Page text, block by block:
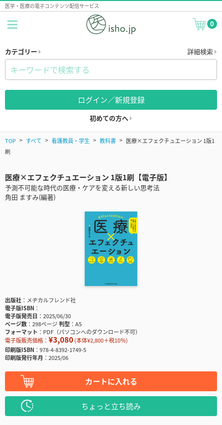
医学・医療の電子コンテンツ配信サービス
0
カテゴリー 詳細検索
ログイン／新規登録
初めての方へ
TOP すべて 看護教員・学生 教科書
医療×エフェクチュエーション 1版1
刷
医療×エフェクチュエーション 1版1刷【電子版】
予測不可能な時代の医療・ケアを変える新しい思考法
角田 ますみ(編著)
出版社
メヂカルフレンド社
電子版ISBN
電子版発売日
2025/06/30
ページ数
298ページ判型
A5
フォーマット
PDF（パソコンへのダウンロード不可）
電子版販売価格： ¥3,080(本体¥2,800＋税10％)
印刷版ISBN
978-4-8392-1749-5
印刷版発行年月
2025/06
カートに入れる
ちょっと立ち読み